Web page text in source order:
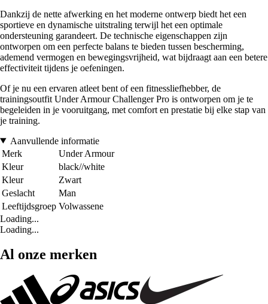
Dankzij de nette afwerking en het moderne ontwerp biedt het een
sportieve en dynamische uitstraling terwijl het een optimale
ondersteuning garandeert. De technische eigenschappen zijn
ontworpen om een perfecte balans te bieden tussen bescherming,
ademend vermogen en bewegingsvrijheid, wat bijdraagt aan een betere
effectiviteit tijdens je oefeningen.
Of je nu een ervaren atleet bent of een fitnessliefhebber, de
trainingsoutfit Under Armour Challenger Pro is ontworpen om je te
begeleiden in je vooruitgang, met comfort en prestatie bij elke stap van
je training.
Aanvullende informatie
Merk
Under Armour
Kleur
black//white
Kleur
Zwart
Geslacht
Man
Leeftijdsgroep Volwassene
Loading...
Loading...
Al onze merken